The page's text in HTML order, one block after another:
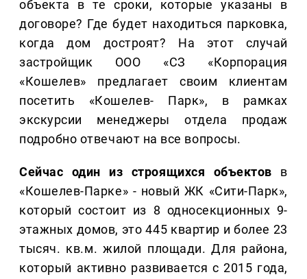
объекта в те сроки, которые указаны в
договоре? Где будет находиться парковка,
когда дом достроят? На этот случай
застройщик ООО «СЗ «Корпорация
«Кошелев» предлагает своим клиентам
посетить «Кошелев- Парк», в рамках
экскурсии менеджеры отдела продаж
подробно отвечают на все вопросы.
Сейчас один из строящихся объектов в
«Кошелев-Парке» - новый ЖК «Сити-Парк»,
который состоит из 8 односекционных 9-
этажных домов, это 445 квартир и более 23
тысяч. кв.м. жилой площади. Для района,
который активно развивается с 2015 года,